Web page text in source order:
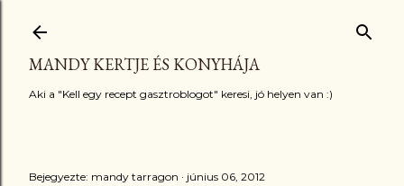
MANDY KERTJE ÉS KONYHÁJA
Aki a "Kell egy recept gasztroblogot" keresi, jó helyen van :)
Bejegyezte: mandy tarragon június 06, 2012